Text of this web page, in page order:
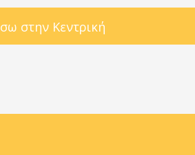
στην Κεντρική